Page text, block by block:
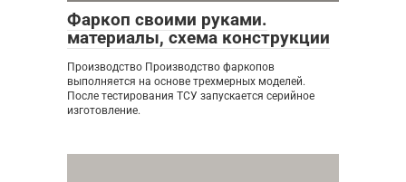
Фаркоп своими руками.
материалы, схема конструкции
Производство Производство фаркопов
выполняется на основе трехмерных моделей.
После тестирования ТСУ запускается серийное
изготовление.